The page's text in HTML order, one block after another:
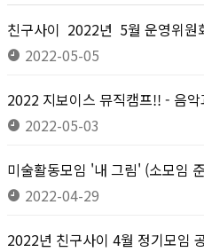
친구사이 2022년 5월 운영위원
2022-05-05
2022 지보이스 뮤직캠프!! - 음
2022-05-03
미술활동모임 '내 그림' (소모임
2022-04-29
2022년 친구사이 4월 정기모임